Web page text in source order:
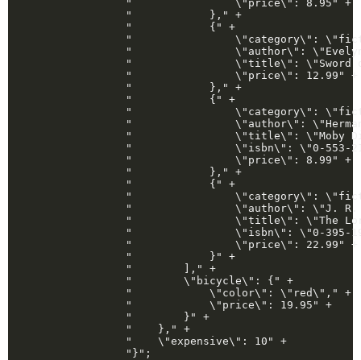
"                \"price\": 8.95" +
"            }," +
"            {" +
"                \"category\":
"                \"author\": \"Evelyn
"                \"title\": \"Sword of
"                \"price\": 12.99" +
"            }," +
"            {" +
"                \"category\":
"                \"author\": \"Herman
"                \"title\": \"Moby
"                \"isbn\": \"0-553-
"                \"price\": 8.99" +
"            }," +
"            {" +
"                \"category\":
"                \"author\": \"J. R.
"                \"title\": \"The Lord
"                \"isbn\": \"0-395-
"                \"price\": 22.99" +
"            }" +
"        ]," +
"        \"bicycle\": {" +
"            \"color\": \"red\"," +
"            \"price\": 19.95" +
"        }" +
"    }," +
"    \"expensive\": 10" +
"}";